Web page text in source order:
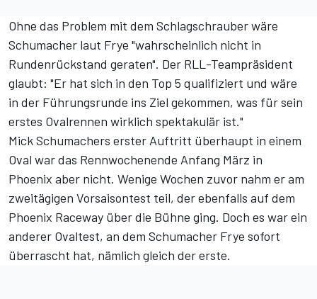
Ohne das Problem mit dem Schlagschrauberwäre
Schumacher laut Frye "wahrscheinlich nicht in
Rundenrückstand geraten". Der RLL-Teampräsident
glaubt: "Er hat sich in den Top 5 qualifiziert und wäre
in der Führungsrunde ins Ziel gekommen, was für sein
erstes Ovalrennen wirklich spektakulär ist."
Mick Schumachers erster Auftritt überhaupt in einem
Oval war das Rennwochenende Anfang März in
Phoenix aber nicht. Wenige Wochen zuvor nahm er am
zweitägigen Vorsaisontest teil, der ebenfalls auf dem
Phoenix Raceway über die Bühne ging. Doch es war ein
anderer Ovaltest, an dem Schumacher Frye sofort
überrascht hat, nämlich gleich der erste.